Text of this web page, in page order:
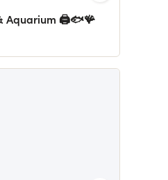
Aquarium 🖨️🐟🪸